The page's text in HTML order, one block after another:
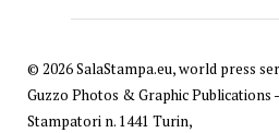
© 2026 SalaStampa.eu, world press
Guzzo Photos & Graphic Publications
Stampatori n. 1441 Turin,